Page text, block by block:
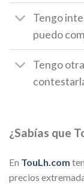
Tengo
puedo
Tengo
¿Sabías que
En TouLh.com
precios